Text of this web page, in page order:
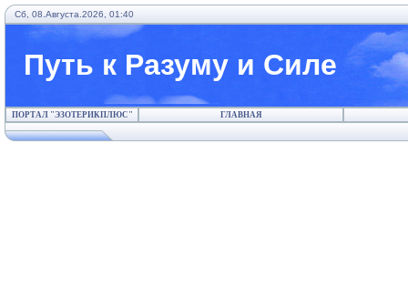
Сб, 08.Августа.2026, 01:40
Путь к Разуму и Силе
ПОРТАЛ "ЭЗОТЕРИКПЛЮС" ГЛАВНАЯ